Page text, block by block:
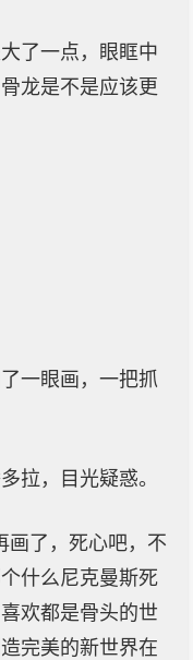
了一点，眼眶中
龙是不是应该更
一眼画，一把抓
拉，目光疑惑。
画了，死心吧，不
什么尼克曼斯死
欢都是骨头的世
完美的新世界在